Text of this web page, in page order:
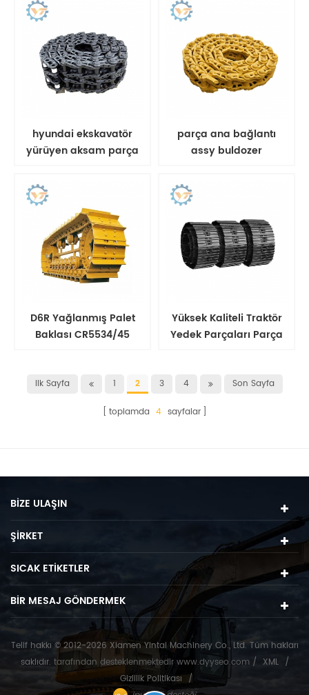
hyundai ekskavatör
yürüyen aksam parça
parça ana bağlantı
assy buldozer
D6R Yağlanmış Palet
Baklası CR5534/45
Yüksek Kaliteli Traktör
Yedek Parçaları Parça
Ilk Sayfa 1 2 3 4 Son Sayfa
toplamda 4 sayfalar
BIZE ULAŞIN
ŞIRKET
SICAK ETIKETLER
BIR MESAJ GÖNDERMEK
Telif hakkı © 2012-2026 Xiamen Yintai Machinery Co., Ltd. Tüm hakları
saklıdır. tarafından desteklenmektedir www.dyyseo.com / XML /
Gizlilik Politikası /